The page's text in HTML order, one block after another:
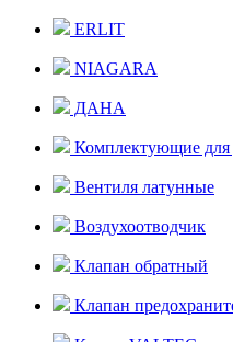
ERLIT
NIAGARA
ДАНА
Комплектующие
Вентиля латунные
Воздухоотводчик
Клапан обратный
Клапан